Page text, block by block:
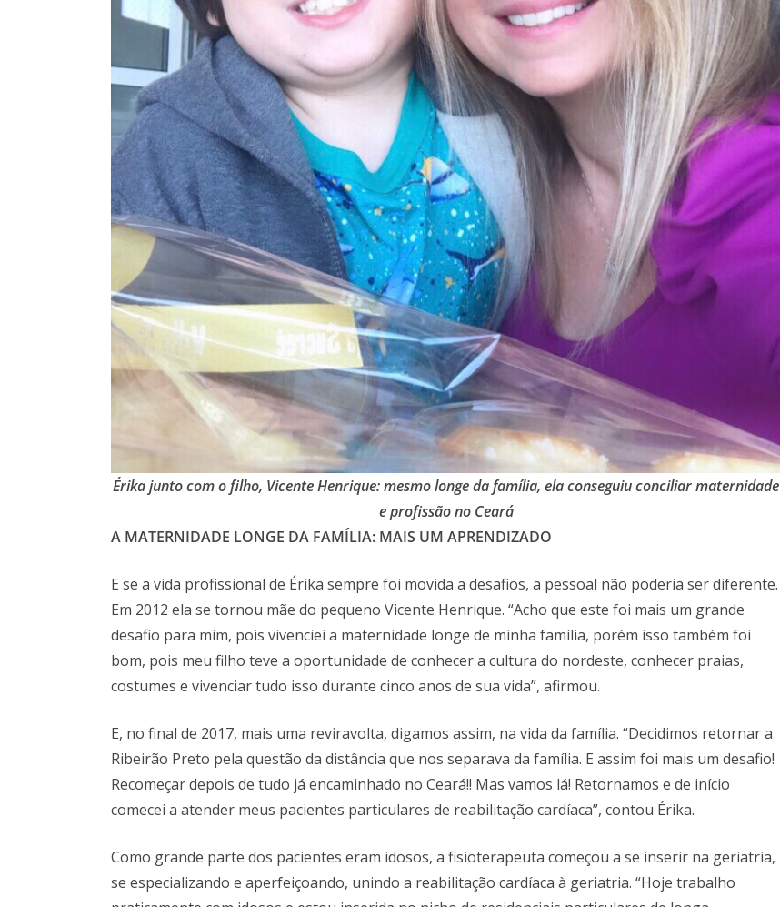
Érika junto com o filho, Vicente Henrique: mesmo longe da família, ela conseguiu conciliar maternidade
e profissão no Ceará
A MATERNIDADE LONGE DA FAMÍLIA: MAIS UM APRENDIZADO
E se a vida profissional de Érika sempre foi movida a desafios, a pessoal não poderia ser diferente.
Em 2012 ela se tornou mãe do pequeno Vicente Henrique. “Acho que este foi mais um grande
desafio para mim, pois vivenciei a maternidade longe de minha família, porém isso também foi
bom, pois meu filho teve a oportunidade de conhecer a cultura do nordeste, conhecer praias,
costumes e vivenciar tudo isso durante cinco anos de sua vida”, afirmou.
E, no final de 2017, mais uma reviravolta, digamos assim, na vida da família. “Decidimos retornar a
Ribeirão Preto pela questão da distância que nos separava da família. E assim foi mais um desafio!
Recomeçar depois de tudo já encaminhado no Ceará!! Mas vamos lá! Retornamos e de início
comecei a atender meus pacientes particulares de reabilitação cardíaca”, contou Érika.
Como grande parte dos pacientes eram idosos, a fisioterapeuta começou a se inserir na geriatria,
se especializando e aperfeiçoando, unindo a reabilitação cardíaca à geriatria. “Hoje trabalho